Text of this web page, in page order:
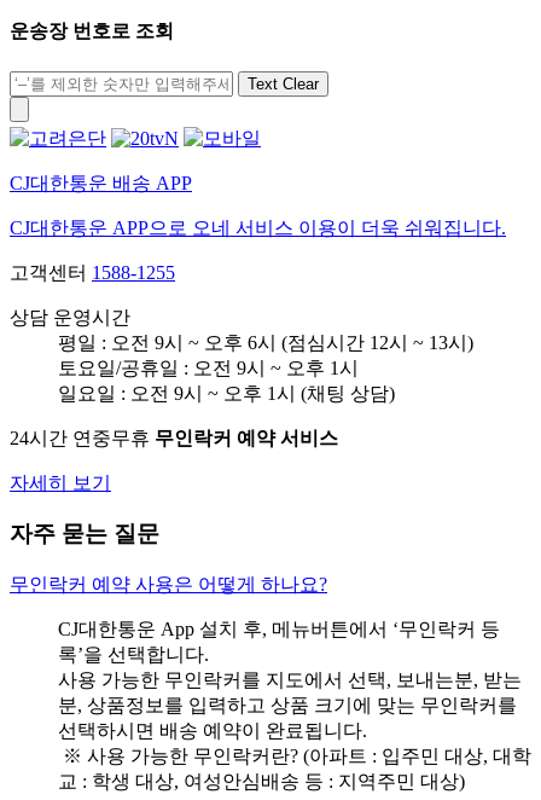
운송장 번호로 조회
Text Clear
CJ대한통운 배송 APP
CJ대한통운 APP으로 오네 서비스 이용이 더욱 쉬워집니다.
고객센터 1588-1255
상담 운영시간
평일 : 오전 9시 ~ 오후 6시 (점심시간 12시 ~ 13시)
토요일/공휴일 : 오전 9시 ~ 오후 1시
일요일 : 오전 9시 ~ 오후 1시 (채팅 상담)
24시간 연중무휴 무인락커 예약 서비스
자세히 보기
자주 묻는 질문
무인락커 예약 사용은 어떻게 하나요?
CJ대한통운 App 설치 후, 메뉴버튼에서 ‘무인락커 등
록’을 선택합니다.
사용 가능한 무인락커를 지도에서 선택, 보내는분, 받는
분, 상품정보를 입력하고 상품 크기에 맞는 무인락커를
선택하시면 배송 예약이 완료됩니다.
※ 사용 가능한 무인락커란? (아파트 : 입주민 대상, 대학
교 : 학생 대상, 여성안심배송 등 : 지역주민 대상)